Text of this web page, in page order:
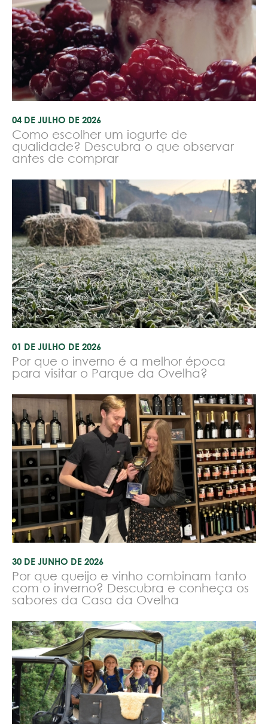
04 DE JULHO DE 2026
Como escolher um iogurte de
qualidade? Descubra o que observar
antes de comprar
01 DE JULHO DE 2026
Por que o inverno é a melhor época
para visitar o Parque da Ovelha?
30 DE JUNHO DE 2026
Por que queijo e vinho combinam tanto
com o inverno? Descubra e conheça os
sabores da Casa da Ovelha